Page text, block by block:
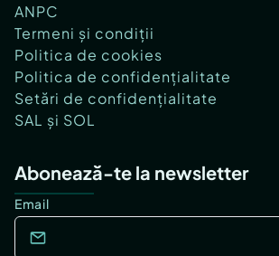
ANPC
Termeni și condiții
Politica de cookies
Politica de confidențialitate
Setări de confidențialitate
SAL și SOL
Abonează-te la newsletter
Email